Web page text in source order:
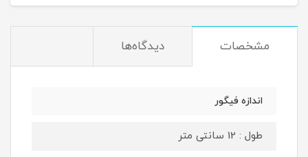
مشخصات دیدگاه‌ها
اندازه فیگور
طول : 12 سانتی متر